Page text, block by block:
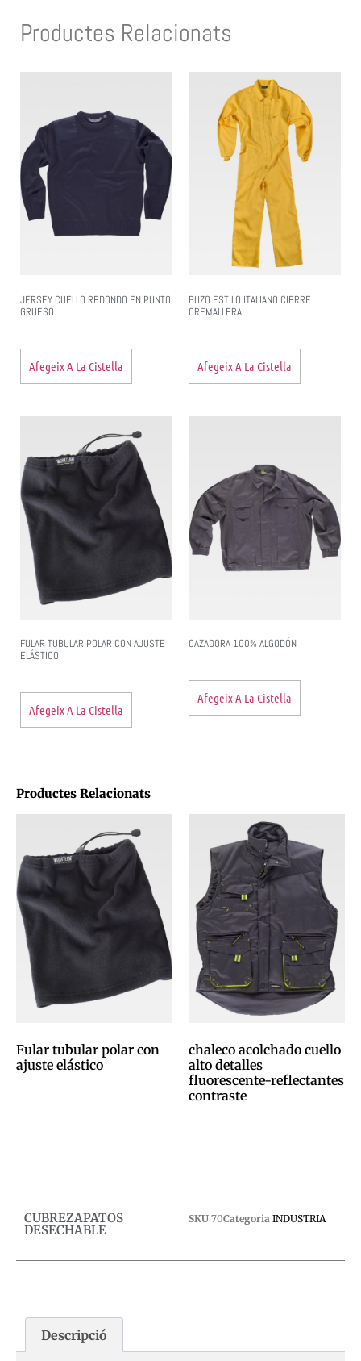
Productes Relacionats
JERSEY CUELLO REDONDO EN PUNTO
GRUESO
Afegeix A La Cistella
BUZO ESTILO ITALIANO CIERRE
CREMALLERA
Afegeix A La Cistella
FULAR TUBULAR POLAR CON AJUSTE
ELÁSTICO
Afegeix A La Cistella
CAZADORA 100% ALGODÓN
Afegeix A La Cistella
Productes Relacionats
Fular tubular polar con
ajuste elástico
chaleco acolchado cuello
alto detalles
fluorescente-reflectantes
contraste
CUBREZAPATOS
DESECHABLE
SKU 70Categoria INDUSTRIA
Descripció